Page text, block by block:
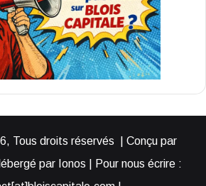
Tous droits réservés | Conçu par
par Ionos | Pour nous écrire :